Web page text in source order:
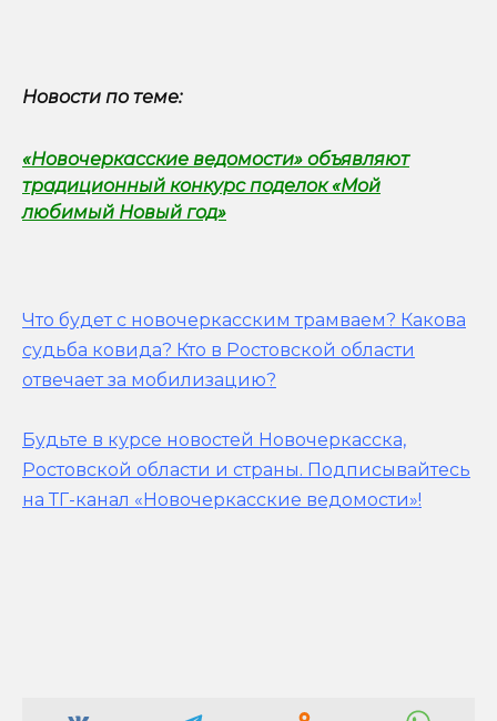
Новости по теме:
«Новочеркасские ведомости» объявляют
традиционный конкурс поделок «Мой
любимый Новый год»
Что будет с новочеркасским трамваем? Какова
судьба ковида? Кто в Ростовской области
отвечает за мобилизацию?
Будьте в курсе новостей Новочеркасска,
Ростовской области и страны. Подписывайтесь
на ТГ-канал «Новочеркасские ведомости»!